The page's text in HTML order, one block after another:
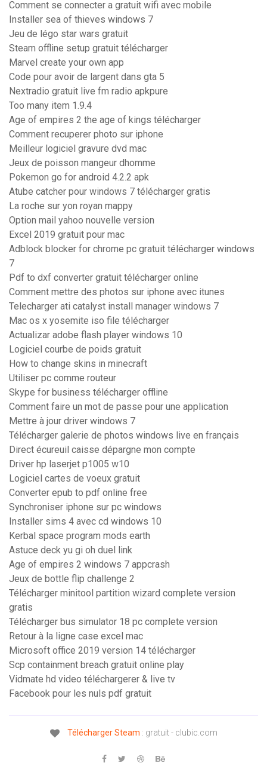
Comment se connecter a gratuit wifi avec mobile
Installer sea of thieves windows 7
Jeu de légo star wars gratuit
Steam offline setup gratuit télécharger
Marvel create your own app
Code pour avoir de largent dans gta 5
Nextradio gratuit live fm radio apkpure
Too many item 1.9.4
Age of empires 2 the age of kings télécharger
Comment recuperer photo sur iphone
Meilleur logiciel gravure dvd mac
Jeux de poisson mangeur dhomme
Pokemon go for android 4.2.2 apk
Atube catcher pour windows 7 télécharger gratis
La roche sur yon royan mappy
Option mail yahoo nouvelle version
Excel 2019 gratuit pour mac
Adblock blocker for chrome pc gratuit télécharger windows
7
Pdf to dxf converter gratuit télécharger online
Comment mettre des photos sur iphone avec itunes
Telecharger ati catalyst install manager windows 7
Mac os x yosemite iso file télécharger
Actualizar adobe flash player windows 10
Logiciel courbe de poids gratuit
How to change skins in minecraft
Utiliser pc comme routeur
Skype for business télécharger offline
Comment faire un mot de passe pour une application
Mettre à jour driver windows 7
Télécharger galerie de photos windows live en français
Direct écureuil caisse dépargne mon compte
Driver hp laserjet p1005 w10
Logiciel cartes de voeux gratuit
Converter epub to pdf online free
Synchroniser iphone sur pc windows
Installer sims 4 avec cd windows 10
Kerbal space program mods earth
Astuce deck yu gi oh duel link
Age of empires 2 windows 7 appcrash
Jeux de bottle flip challenge 2
Télécharger minitool partition wizard complete version
gratis
Télécharger bus simulator 18 pc complete version
Retour à la ligne case excel mac
Microsoft office 2019 version 14 télécharger
Scp containment breach gratuit online play
Vidmate hd video téléchargerer & live tv
Facebook pour les nuls pdf gratuit
Télécharger Steam : gratuit - clubic.com